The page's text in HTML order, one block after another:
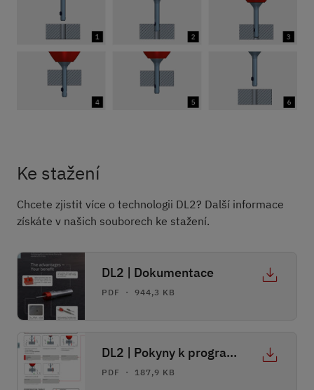
Ke stažení
Chcete zjistit více o technologii DL2? Další informace
získáte v našich souborech ke stažení.
DL2 | Dokumentace
PDF ・ 944,3 KB
DL2 | Pokyny k programování
PDF ・ 187,9 KB